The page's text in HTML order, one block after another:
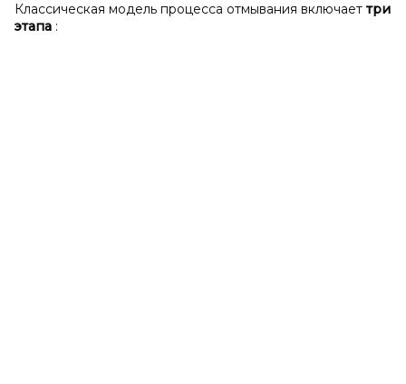
Классическая модель процесса отмывания включает три
этапа :